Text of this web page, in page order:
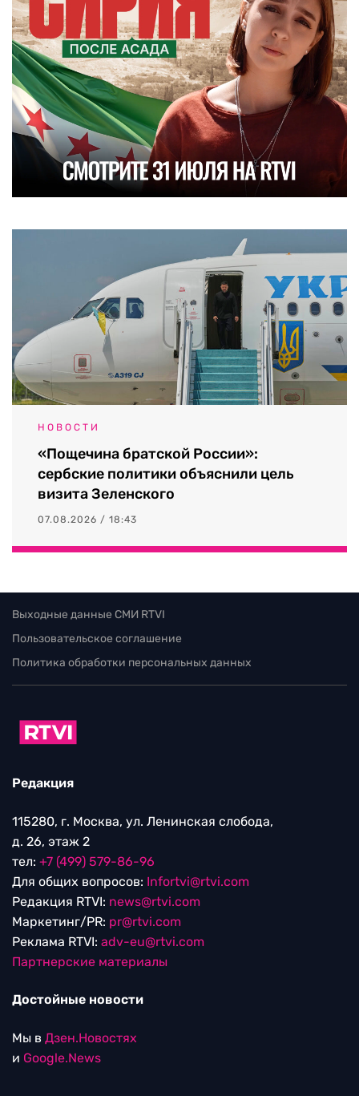
НОВОСТИ
«Пощечина братской России»:
сербские политики объяснили цель
визита Зеленского
07.08.2026 / 18:43
Выходные данные СМИ RTVI
Пользовательское соглашение
Политика обработки персональных данных
Редакция
115280, г. Москва, ул. Ленинская слобода,
д. 26, этаж 2
тел: +7 (499) 579-86-96
Для общих вопросов: Infortvi@rtvi.com
Редакция RTVI: news@rtvi.com
Маркетинг/PR: pr@rtvi.com
Реклама RTVI: adv-eu@rtvi.com
Партнерские материалы
Достойные новости
Мы в Дзен.Новостях
и Google.News